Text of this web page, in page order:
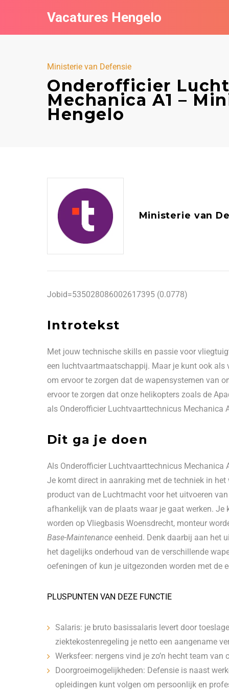
Vacatures Hengelo
Ministerie van Defensie
Onderofficier
Mechanica A1 –
Hengelo
Ministerie van
Jobid=535028086002617395 (0.0778)
Introtekst
Met jouw technische skills en passie voor
een luchtvaartmaatschappij. Maar je kunt ook
om ervoor te zorgen dat de wapensystemen van
ervoor te zorgen dat onze helikopters zoals de
als Onderofficier Luchtvaarttechnicus Mechanica
Dit ga je doen
Als Onderofficier Luchtvaarttechnicus Mechanica
Je komt direct in aanraking met de techniek in
product van de Luchtmacht voor het uitvoeren
afhankelijk van de plaats waar je gaat werken.
worden op Vliegbasis Woensdrecht, monteur
Base-Maintenance eenheid. Denk daarbij aan het
het dagelijks onderhoud van de verschillende
oefeningen of kun je uitgezonden worden met de
PLUSPUNTEN VAN DEZE FUNCTIE
Salaris: je bruto basissalaris levert door
ziektekostenregeling je netto een aangename
Werksfeer: nergens vind je zo’n hecht team van
Doorgroeimogelijkheden: Defensie is naast
opleidingen kunt volgen om persoonlijk en